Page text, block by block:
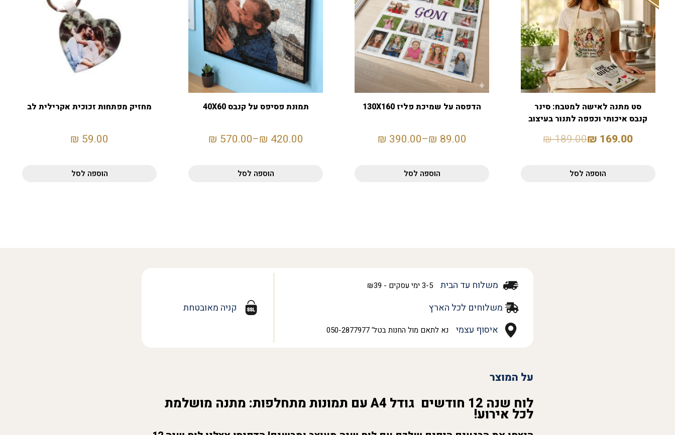
סט מתנה לאישה למטבח: סינר
קנבס איכותי וכפפה לתנור בעיצוב
169.00
₪
189.00
₪
הוספה לסל
הדפסה על שמיכת פליז 130X160
89.00
₪
–
390.00
₪
הוספה לסל
תמונת פסיפס על קנבס 40X60
420.00
₪
–
570.00
₪
הוספה לסל
מחזיק מפתחות זכוכית אקרילית לב
59.00
₪
הוספה לסל
משלוח עד הבית 3-5 ימי עסקים - ₪39
משלוחים לכל הארץ
איסוף עצמי
נא לתאם מול החנות בטל' 050-2877977
קניה מאובטחת
על המוצר
לוח שנה 12 חודשים גודל A4 עם תמונות מתחלפות: מתנה מושלמת
לכל אירוע!